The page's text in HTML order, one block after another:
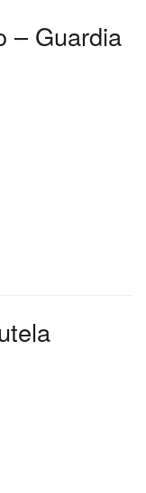
– Guardia